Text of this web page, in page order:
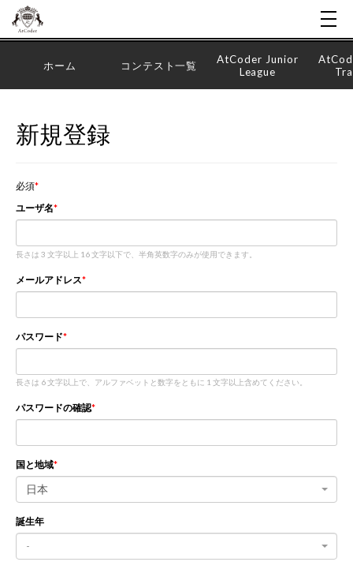
ホーム コンテスト一覧
AtCoder Junior
League
新規登録
必須
ユーザ名
長さは 3 文字以上 16 文字以下で、半角英数字のみが使用できます。
メールアドレス
パスワード
長さは 6 文字以上で、アルファベットと数字をともに 1 文字以上含めてください。
パスワードの確認
国と地域
日本
誕生年
-